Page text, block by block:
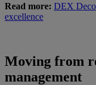
Read more: DEX
excellence
Moving from
management